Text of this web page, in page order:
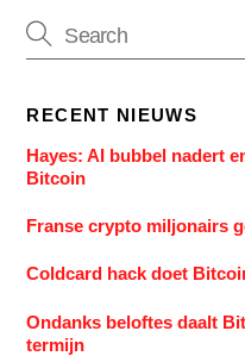
RECENT NIEUWS
Hayes: AI bubbel nadert
Bitcoin
Franse crypto miljonairs
Coldcard hack doet
Ondanks beloftes daalt
termijn